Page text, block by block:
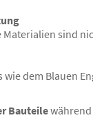
sind
wie dem Blauen
Bauteile